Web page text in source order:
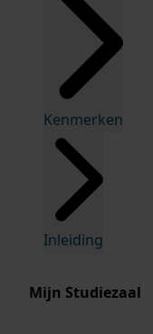
Kenmerken
Inleiding
Mijn Studiezaal